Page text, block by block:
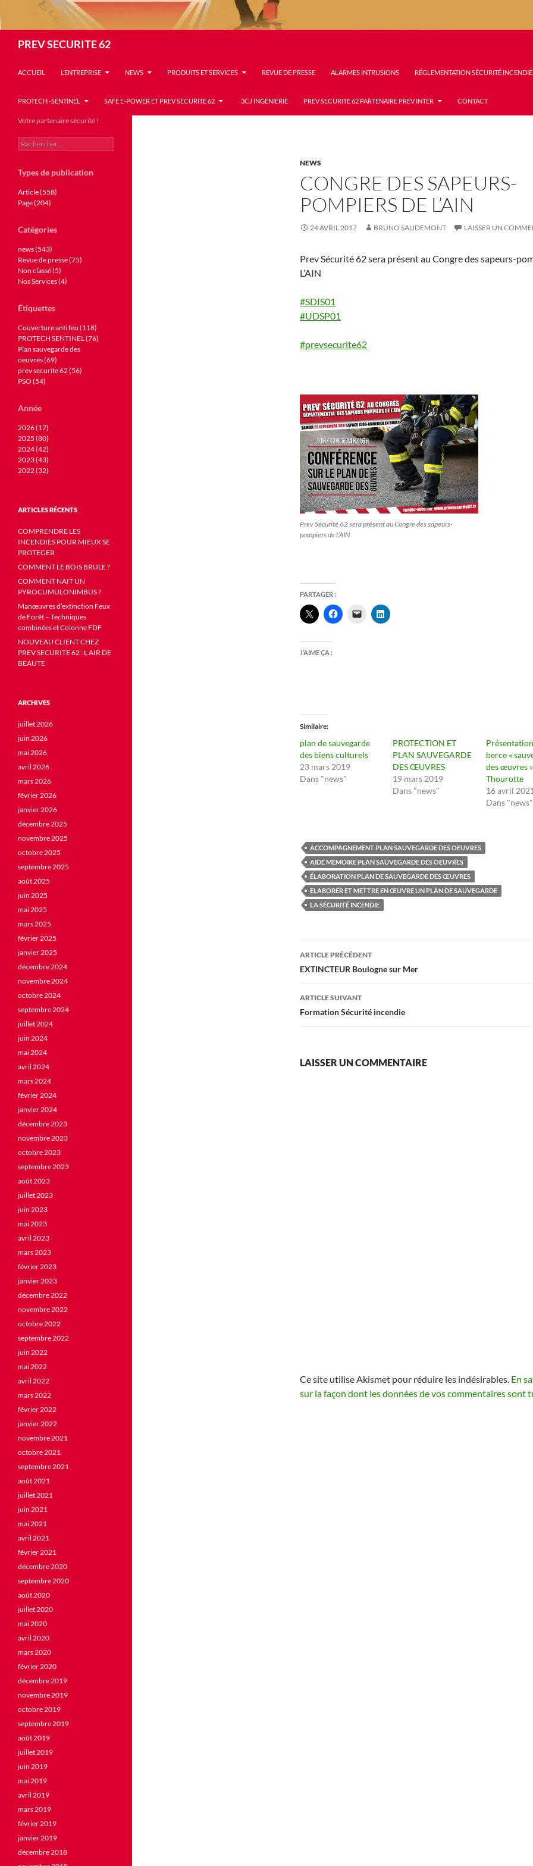
PREV SECURITE 62
ACCUEIL L’ENTREPRISE NEWS PRODUITS ET SERVICES REVUE DE PRESSE ALARMES INTRUSIONS RÉGLEMENTATION SÉCURITÉ INCENDIE
PROTECH -SENTINEL SAFE E-POWER ET PREV SECURITE 62 3CJ INGENIERIE PREV SECURITE 62 PARTENAIRE PREV INTER CONTACT
NEWS
CONGRE DES SAPEURS-
POMPIERS DE L’AIN
24 AVRIL 2017 BRUNO SAUDEMONT LAISSER UN
Prev Sécurité 62 sera présent au Congre des sapeurs-
L’AIN
#SDIS01
#UDSP01
#prevsecurite62
Prev Sécurité 62 sera présent au Congre des sapeurs-
pompiers de L’AIN
PARTAGER :
J’AIME ÇA :
Similaire
plan de sauvegarde
des biens culturels
23 mars 2019
Dans "news"
PROTECTION ET
PLAN SAUVEGARDE
DES ŒUVRES
19 mars 2019
Dans "news"
berce «
des œuvres
Thourotte
16 avril
Dans "news"
ACCOMPAGNEMENT PLAN SAUVEGARDE DES OEUVRES
AIDE MEMOIRE PLAN SAUVEGARDE DES OEUVRES
ÉLABORATION PLAN DE SAUVEGARDE DES ŒUVRES
ELABORER ET METTRE EN ŒUVRE UN PLAN DE SAUVEGARDE
LA SÉCURITÉ INCENDIE
Navigation
des
articles
ARTICLE PRÉCÉDENT
EXTINCTEUR Boulogne sur Mer
ARTICLE SUIVANT
Formation Sécurité incendie
LAISSER UN COMMENTAIRE
Ce site utilise Akismet pour réduire les indésirables. En
sur la façon dont les données de vos commentaires sont
Votre partenaire sécurité !
Rechercher :
Types de publication
Article (558)
Page (204)
Catégories
news (543)
Revue de presse (75)
Non classé (5)
Nos Services (4)
Étiquettes
Couverture anti feu (118)
PROTECH SENTINEL (76)
Plan sauvegarde des
oeuvres (69)
prev securite 62 (56)
PSO (54)
Année
2026 (17)
2025 (80)
2024 (42)
2023 (43)
2022 (32)
ARTICLES RÉCENTS
COMPRENDRE LES
INCENDIES POUR MIEUX SE
PROTEGER
COMMENT LE BOIS BRULE ?
COMMENT NAIT UN
PYROCUMULONIMBUS ?
Manœuvres d’extinction Feux
de Forêt – Techniques
combinées et Colonne FDF
NOUVEAU CLIENT CHEZ
PREV SECURITE 62 : L AIR DE
BEAUTE
ARCHIVES
juillet 2026
juin 2026
mai 2026
avril 2026
mars 2026
février 2026
janvier 2026
décembre 2025
novembre 2025
octobre 2025
septembre 2025
août 2025
juin 2025
mai 2025
mars 2025
février 2025
janvier 2025
décembre 2024
novembre 2024
octobre 2024
septembre 2024
juillet 2024
juin 2024
mai 2024
avril 2024
mars 2024
février 2024
janvier 2024
décembre 2023
novembre 2023
octobre 2023
septembre 2023
août 2023
juillet 2023
juin 2023
mai 2023
avril 2023
mars 2023
février 2023
janvier 2023
décembre 2022
novembre 2022
octobre 2022
septembre 2022
juin 2022
mai 2022
avril 2022
mars 2022
février 2022
janvier 2022
novembre 2021
octobre 2021
septembre 2021
août 2021
juillet 2021
juin 2021
mai 2021
avril 2021
février 2021
décembre 2020
septembre 2020
août 2020
juillet 2020
mai 2020
avril 2020
mars 2020
février 2020
décembre 2019
novembre 2019
octobre 2019
septembre 2019
août 2019
juillet 2019
juin 2019
mai 2019
avril 2019
mars 2019
février 2019
janvier 2019
décembre 2018